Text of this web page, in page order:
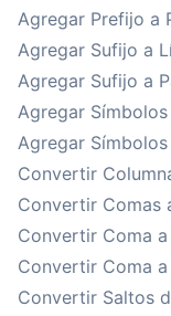
Agregar Prefijo a
Agregar Sufijo a
Agregar Sufijo a
Agregar
Agregar
Convertir
Convertir Comas
Convertir Coma
Convertir Coma a
Convertir Saltos